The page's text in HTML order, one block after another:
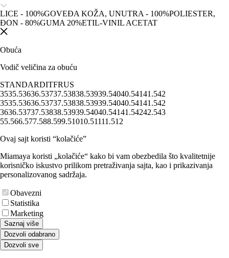
LICE - 100%GOVEĐA KOŽA, UNUTRA - 100%POLIESTER,
ĐON - 80%GUMA 20%ETIL-VINIL ACETAT
Obuća
Vodič veličina za obuću
STANDARDITFRUS
3535.53636.53737.53838.53939.54040.54141.542
3535.53636.53737.53838.53939.54040.54141.542
3636.53737.53838.53939.54040.54141.54242.543
55.566.577.588.599.51010.51111.512
Ovaj sajt koristi “kolačiće”
Miamaya koristi „kolačiće“ kako bi vam obezbedila što kvalitetnije
korisničko iskustvo prilikom pretraživanja sajta, kao i prikazivanja
personalizovanog sadržaja.
Obavezni
Statistika
Marketing
Saznaj više
Dozvoli odabrano
Dozvoli sve